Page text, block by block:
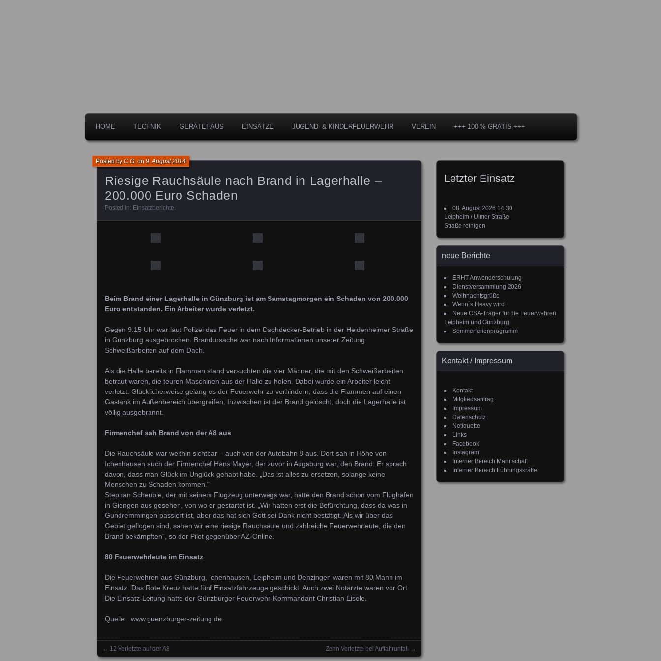
HOME TECHNIK GERÄTEHAUS EINSÄTZE JUGEND- & KINDERFEUERWEHR VEREIN +++ 100 % GRATIS +++
Riesige Rauchsäule nach Brand in Lagerhalle –
200.000 Euro Schaden
Posted byC.G. on9. August 2014
Posted in: Einsatzberichte.
Beim Brand einer Lagerhalle in Günzburg ist am Samstagmorgen ein Schaden von 200.000
Euro entstanden. Ein Arbeiter wurde verletzt.
Gegen 9.15 Uhr war laut Polizei das Feuer in dem Dachdecker-Betrieb in der Heidenheimer Straße
in Günzburg ausgebrochen. Brandursache war nach Informationen unserer Zeitung
Schweißarbeiten auf dem Dach.
Als die Halle bereits in Flammen stand versuchten die vier Männer, die mit den Schweißarbeiten
betraut waren, die teuren Maschinen aus der Halle zu holen. Dabei wurde ein Arbeiter leicht
verletzt. Glücklicherweise gelang es der Feuerwehr zu verhindern, dass die Flammen auf einen
Gastank im Außenbereich übergreifen. Inzwischen ist der Brand gelöscht, doch die Lagerhalle ist
völlig ausgebrannt.
Firmenchef sah Brand von der A8 aus
Die Rauchsäule war weithin sichtbar – auch von der Autobahn 8 aus. Dort sah in Höhe von
Ichenhausen auch der Firmenchef Hans Mayer, der zuvor in Augsburg war, den Brand. Er sprach
davon, dass man Glück im Unglück gehabt habe. „Das ist alles zu ersetzen, solange keine
Menschen zu Schaden kommen.“
Stephan Scheuble, der mit seinem Flugzeug unterwegs war, hatte den Brand schon vom Flughafen
in Giengen aus gesehen, von wo er gestartet ist. „Wir hatten erst die Befürchtung, dass da was in
Gundremmingen passiert ist, aber das hat sich Gott sei Dank nicht bestätigt. Als wir über das
Gebiet geflogen sind, sahen wir eine riesige Rauchsäule und zahlreiche Feuerwehrleute, die den
Brand bekämpften“, so der Pilot gegenüber AZ-Online.
80 Feuerwehrleute im Einsatz
Die Feuerwehren aus Günzburg, Ichenhausen, Leipheim und Denzingen waren mit 80 Mann im
Einsatz. Das Rote Kreuz hatte fünf Einsatzfahrzeuge geschickt. Auch zwei Notärzte waren vor Ort.
Die Einsatz-Leitung hatte der Günzburger Feuerwehr-Kommandant Christian Eisele.
Quelle: www.guenzburger-zeitung.de
← 12 Verletzte auf der A8 Zehn Verletzte bei Auffahrunfall →
Letzter Einsatz
08. August 2026 14:30
Leipheim / Ulmer Straße
Straße reinigen
neue Berichte
ERHT Anwenderschulung
Dienstversammlung 2026
Weihnachtsgrüße
Wenn´s Heavy wird
Neue CSA-Träger für die Feuerwehren
Leipheim und Günzburg
Sommerferienprogramm
Kontakt / Impressum
Kontakt
Mitgliedsantrag
Impressum
Datenschutz
Netiquette
Links
Facebook
Instagram
Interner Bereich Mannschaft
Interner Bereich Führungskräfte